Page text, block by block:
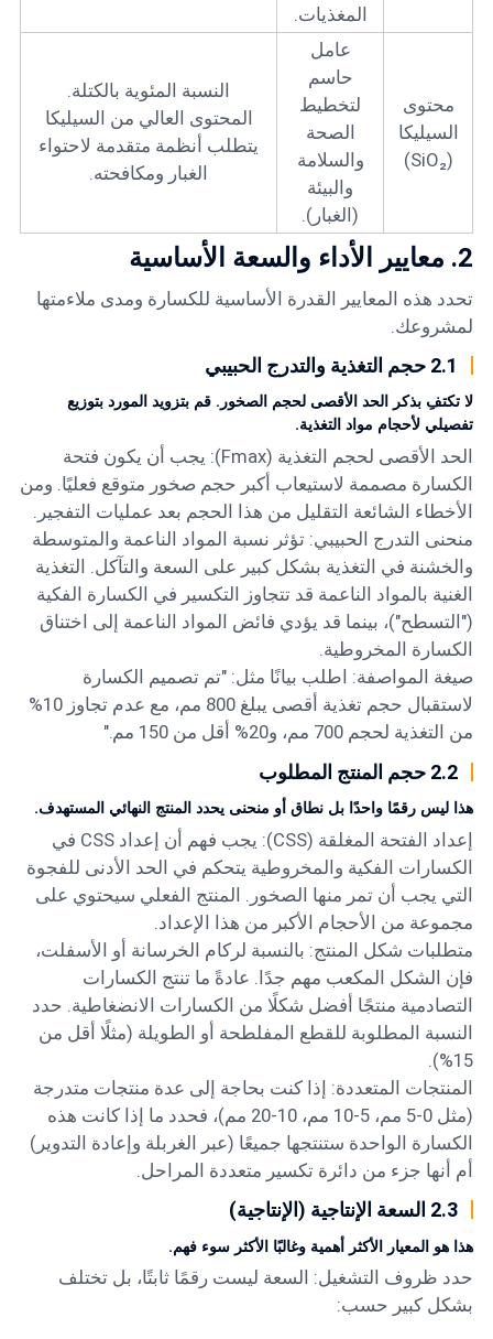
المغذيات.
محتوى
السيليكا
(SiO₂)
عامل
حاسم
لتخطيط
الصحة
والسلامة
والبيئة
(الغبار).
النسبة المئوية بالكتلة.
المحتوى العالي من السيليكا
يتطلب أنظمة متقدمة لاحتواء
الغبار ومكافحته.
2. معايير الأداء والسعة الأساسية
تحدد هذه المعايير القدرة الأساسية للكسارة ومدى ملاءمتها
لمشروعك.
2.1 حجم التغذية والتدرج الحبيبي
لا تكتفِ بذكر الحد الأقصى لحجم الصخور. قم بتزويد المورد بتوزيع
تفصيلي لأحجام مواد التغذية.
الحد الأقصى لحجم التغذية (Fmax): يجب أن يكون فتحة
الكسارة مصممة لاستيعاب أكبر حجم صخور متوقع فعليًا. ومن
الأخطاء الشائعة التقليل من هذا الحجم بعد عمليات التفجير.
منحنى التدرج الحبيبي: تؤثر نسبة المواد الناعمة والمتوسطة
والخشنة في التغذية بشكل كبير على السعة والتآكل. التغذية
الغنية بالمواد الناعمة قد تتجاوز التكسير في الكسارة الفكية
("التسطح")، بينما قد يؤدي فائض المواد الناعمة إلى اختناق
الكسارة المخروطية.
صيغة المواصفة: اطلب بيانًا مثل: "تم تصميم الكسارة
لاستقبال حجم تغذية أقصى يبلغ 800 مم، مع عدم تجاوز 10%
من التغذية لحجم 700 مم، و20% أقل من 150 مم."
2.2 حجم المنتج المطلوب
هذا ليس رقمًا واحدًا بل نطاق أو منحنى يحدد المنتج النهائي المستهدف.
إعداد الفتحة المغلقة (CSS): يجب فهم أن إعداد CSS في
الكسارات الفكية والمخروطية يتحكم في الحد الأدنى للفجوة
التي يجب أن تمر منها الصخور. المنتج الفعلي سيحتوي على
مجموعة من الأحجام الأكبر من هذا الإعداد.
متطلبات شكل المنتج: بالنسبة لركام الخرسانة أو الأسفلت،
فإن الشكل المكعب مهم جدًا. عادةً ما تنتج الكسارات
التصادمية منتجًا أفضل شكلًا من الكسارات الانضغاطية. حدد
النسبة المطلوبة للقطع المفلطحة أو الطويلة (مثلًا أقل من
15%).
المنتجات المتعددة: إذا كنت بحاجة إلى عدة منتجات متدرجة
(مثل 0-5 مم، 5-10 مم، 10-20 مم)، فحدد ما إذا كانت هذه
الكسارة الواحدة ستنتجها جميعًا (عبر الغربلة وإعادة التدوير)
أم أنها جزء من دائرة تكسير متعددة المراحل.
2.3 السعة الإنتاجية (الإنتاجية)
هذا هو المعيار الأكثر أهمية وغالبًا الأكثر سوء فهم.
حدد ظروف التشغيل: السعة ليست رقمًا ثابتًا، بل تختلف
بشكل كبير حسب: